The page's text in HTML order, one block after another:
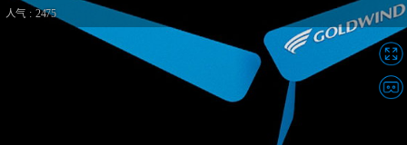
欢迎您莅临金风科技云上展
人气 : 2475